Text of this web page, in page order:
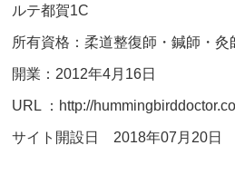
ルテ都賀1C
所有資格：柔道整復師・鍼師・灸
開業：2012年4月16日
URL ：http://
サイト開設日 2018年07月20日